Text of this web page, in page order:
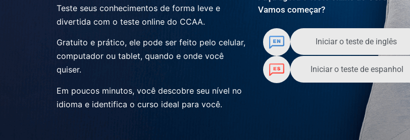
Teste seus conhecimentos de forma leve e
divertida com o teste online do CCAA.
Gratuito e prático, ele pode ser feito pelo celular,
computador ou tablet, quando e onde você
quiser.
Em poucos minutos, você descobre seu nível no
idioma e identifica o curso ideal para você.
Vamos começar?
Iniciar o teste de inglês
Iniciar o teste de espanhol